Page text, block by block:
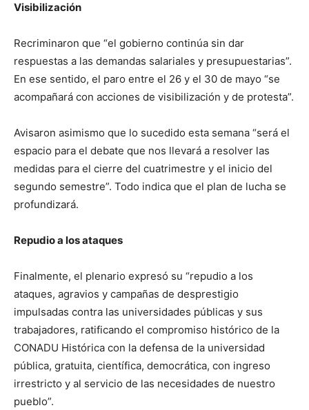
Visibilización
Recriminaron que “el gobierno continúa sin dar
respuestas a las demandas salariales y presupuestarias”.
En ese sentido, el paro entre el 26 y el 30 de mayo “se
acompañará con acciones de visibilización y de protesta”.
Avisaron asimismo que lo sucedido esta semana “será el
espacio para el debate que nos llevará a resolver las
medidas para el cierre del cuatrimestre y el inicio del
segundo semestre”. Todo indica que el plan de lucha se
profundizará.
Repudio a los ataques
Finalmente, el plenario expresó su “repudio a los
ataques, agravios y campañas de desprestigio
impulsadas contra las universidades públicas y sus
trabajadores, ratificando el compromiso histórico de la
CONADU Histórica con la defensa de la universidad
pública, gratuita, científica, democrática, con ingreso
irrestricto y al servicio de las necesidades de nuestro
pueblo”.